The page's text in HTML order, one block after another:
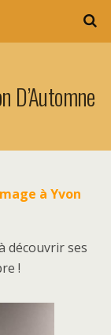
D’Automne
à Yvon
découvrir ses
!